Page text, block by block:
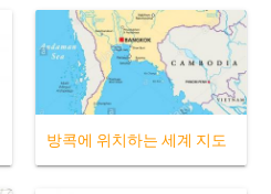
방콕에 위치하는 세계 지도